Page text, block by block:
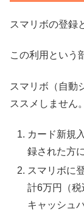
スマリボの登録
この利用という
スマリボ（自動
ススメしません
カード新規
録された方
スマリボに
計6万円（税
キャッシュ